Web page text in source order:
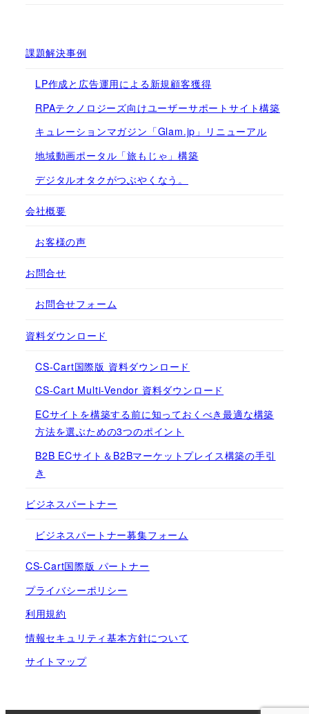
課題解決事例
LP作成と広告運用による新規顧客獲得
RPAテクノロジーズ向けユーザーサポートサイト構築
キュレーションマガジン「Glam.jp」リニューアル
地域動画ポータル「旅もじゃ」構築
デジタルオタクがつぶやくなう。
会社概要
お客様の声
お問合せ
お問合せフォーム
資料ダウンロード
CS-Cart国際版 資料ダウンロード
CS-Cart Multi-Vendor 資料ダウンロード
ECサイトを構築する前に知っておくべき最適な構築
方法を選ぶための3つのポイント
B2B ECサイト＆B2Bマーケットプレイス構築の手引
き
ビジネスパートナー
ビジネスパートナー募集フォーム
CS-Cart国際版 パートナー
プライバシーポリシー
利用規約
情報セキュリティ基本方針について
サイトマップ